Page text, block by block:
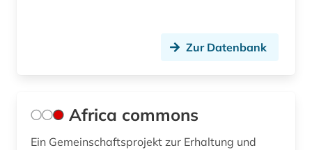
christianisierung (1)
Zur Datenbank
Africa commons
Ein Gemeinschaftsprojekt zur Erhaltung und